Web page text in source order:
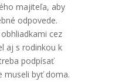
majiteľa, aby
odpovede.
cez
aj s rodinkou k
podpísať
museli byť doma.